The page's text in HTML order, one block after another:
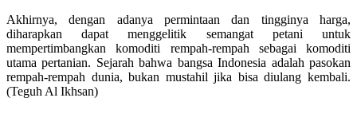
Akhirnya, dengan adanya permintaan dan tingginya harga,
diharapkan dapat menggelitik semangat petani untuk
mempertimbangkan komoditi rempah-rempah sebagai komoditi
utama pertanian. Sejarah bahwa bangsa Indonesia adalah pasokan
rempah-rempah dunia, bukan mustahil jika bisa diulang kembali.
(Teguh Al Ikhsan)